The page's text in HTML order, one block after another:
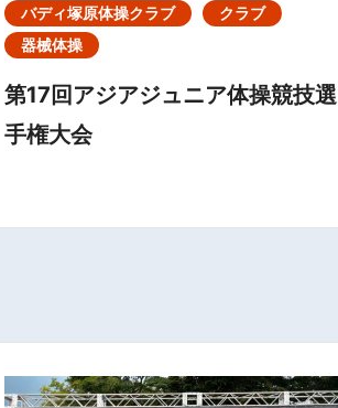
バディ塚原体操クラブ
クラブ
器械体操
第17回アジアジュニア体操競技選
手権大会